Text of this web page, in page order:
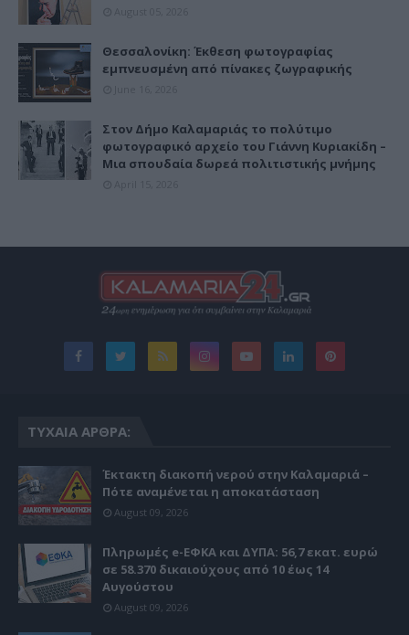
Θεσσαλονίκη: Έκθεση φωτογραφίας
εμπνευσμένη από πίνακες ζωγραφικής
Στον Δήμο Καλαμαριάς το πολύτιμο
φωτογραφικό αρχείο του Γιάννη Κυριακίδη –
Μια σπουδαία δωρεά πολιτιστικής μνήμης
ΤΥΧΑΊΑ ΆΡΘΡΑ:
Έκτακτη διακοπή νερού στην Καλαμαριά –
Πότε αναμένεται η αποκατάσταση
August 09, 2026
Πληρωμές e-ΕΦΚΑ και ΔΥΠΑ: 56,7 εκατ. ευρώ
σε 58.370 δικαιούχους από 10 έως 14
Αυγούστου
August 09, 2026